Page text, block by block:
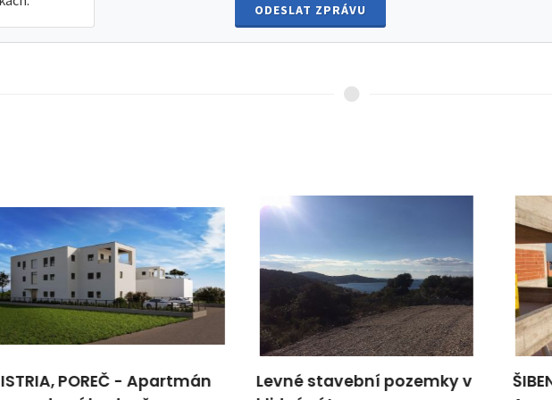
ODESLAT ZPRÁVU
Levné stavební pozemky v
ŠIBENIK, VODICE -